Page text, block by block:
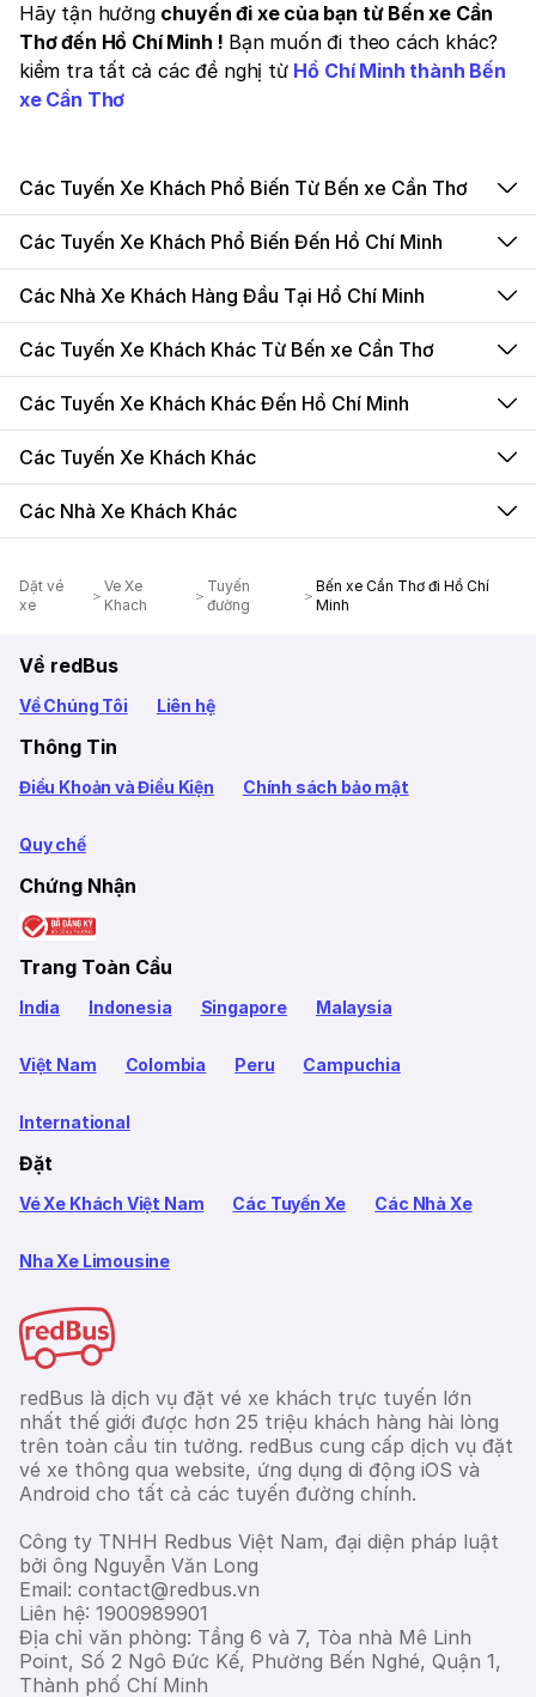
Hãy tận hưởng chuyến đi xe của bạn từ Bến xe Cần
Thơ đến Hồ Chí Minh ! Bạn muốn đi theo cách khác?
kiểm tra tất cả các đề nghị từ Hồ Chí Minh thành Bến
xe Cần Thơ
Các Tuyến Xe Khách Phổ Biến Từ Bến xe Cần Thơ
Các Tuyến Xe Khách Phổ Biến Đến Hồ Chí Minh
Các Nhà Xe Khách Hàng Đầu Tại Hồ Chí Minh
Các Tuyến Xe Khách Khác Từ Bến xe Cần Thơ
Các Tuyến Xe Khách Khác Đến Hồ Chí Minh
Các Tuyến Xe Khách Khác
Các Nhà Xe Khách Khác
Dặt vé
xe
Ve Xe
Khach
Tuyến
đường
Bến xe Cần Thơ đi Hồ Chí
Minh
Về redBus
Về Chúng Tôi Liên hệ
Thông Tin
Điều Khoản và Điều Kiện Chính sách bảo mật
Quy chế
Chứng Nhận
Trang Toàn Cầu
India Indonesia Singapore Malaysia
Việt Nam Colombia Peru Campuchia
International
Đặt
Vé Xe Khách Việt Nam Các Tuyến Xe Các Nhà Xe
Nha Xe Limousine
redBus là dịch vụ đặt vé xe khách trực tuyến lớn
nhất thế giới được hơn 25 triệu khách hàng hài lòng
trên toàn cầu tin tưởng. redBus cung cấp dịch vụ đặt
vé xe thông qua website, ứng dụng di động iOS và
Android cho tất cả các tuyến đường chính.
Công ty TNHH Redbus Việt Nam, đại diện pháp luật
bởi ông Nguyễn Văn Long
Email: contact@redbus.vn
Liên hệ: 1900989901
Địa chỉ văn phòng: Tầng 6 và 7, Tòa nhà Mê Linh
Point, Số 2 Ngô Đức Kế, Phường Bến Nghé, Quận 1,
Thành phố Chí Minh